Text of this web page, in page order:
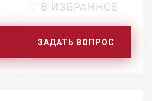
♡ В ИЗБРАННОЕ
ЗАДАТЬ ВОПРОС